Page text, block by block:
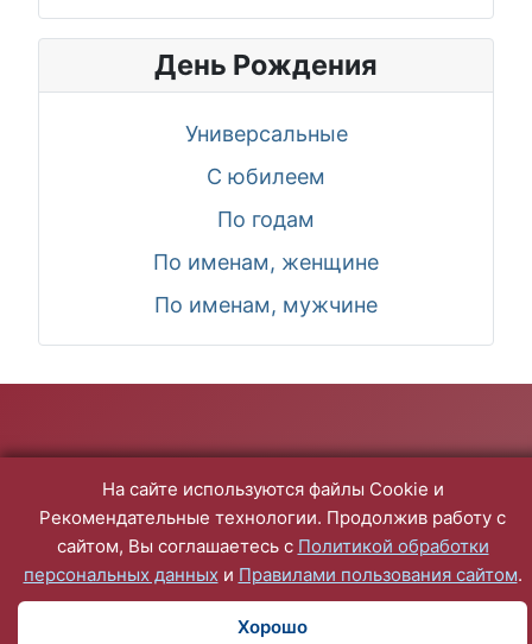
День Рождения
Универсальные
С юбилеем
По годам
По именам, женщине
По именам, мужчине
На сайте используются файлы Cookie и
Рекомендательные технологии. Продолжив работу с
сайтом, Вы соглашаетесь с Политикой обработки
персональных данныхи Правилами пользования сайтом.
Хорошо